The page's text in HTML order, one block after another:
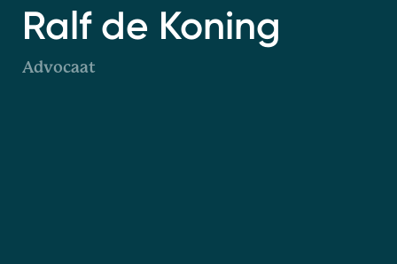
Ralf de Koning
Advocaat